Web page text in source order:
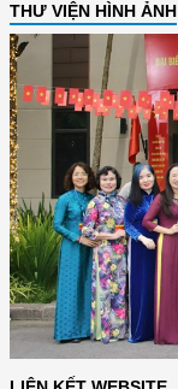
THƯ VIỆN HÌNH ẢNH